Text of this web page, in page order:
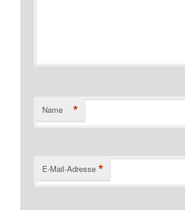
Name *
E-Mail-Adresse *